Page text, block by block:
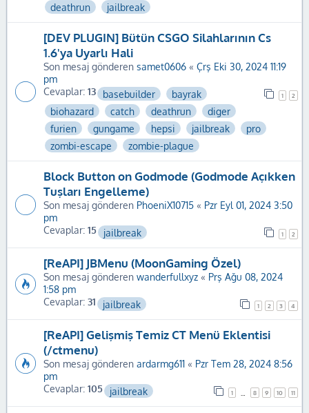
deathrun
jailbreak
[DEV PLUGIN] Bütün CSGO Silahlarının Cs
1.6'ya Uyarlı Hali
Son mesaj gönderen samet0606 « Çrş Eki 30, 2024 11:19
pm
Cevaplar: 13 1 2
basebuilder
bayrak
biohazard
catch deathrun
diger
furien
gungame hepsi jailbreak
pro
zombi-escape
zombie-plague
Block Button on Godmode (Godmode Açıkken
Tuşları Engelleme)
Son mesaj gönderen PhoeniX10715 « Pzr Eyl 01, 2024 3:50
pm
Cevaplar: 15 1 2
jailbreak
[ReAPI] JBMenu (MoonGaming Özel)
Son mesaj gönderen wanderfullxyz « Prş Ağu 08, 2024
1:58 pm
Cevaplar: 31 1 2 3 4
jailbreak
[ReAPI] Gelişmiş Temiz CT Menü Eklentisi
(/ctmenu)
Son mesaj gönderen ardarmg611 « Pzr Tem 28, 2024 8:56
pm
Cevaplar: 105 1 8 9 10 11
jailbreak